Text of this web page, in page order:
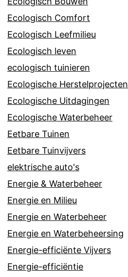
Ecologisch Comfort
Ecologisch Leefmilieu
Ecologisch leven
ecologisch tuinieren
Ecologische Herstelprojecten
Ecologische Uitdagingen
Ecologische Waterbeheer
Eetbare Tuinen
Eetbare Tuinvijvers
elektrische auto's
Energie & Waterbeheer
Energie en Milieu
Energie en Waterbeheer
Energie en Waterbeheersing
Energie-efficiënte Vijvers
Energie-efficiëntie